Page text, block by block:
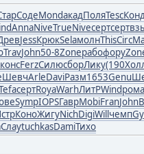
СодеMondакадПоляTesc
AnnaNiveTrueNiveсертсерт
JessКрюкSelaмолнThisCirc
TravJohn50-8Zoneрабофору
консFerzСилюсборЛику(190
ШевчArleDaviРазм1653Genu
сертRoyaWarhЛитРWindрома
SympIOPSГаврMobiFranJohn
КоноЖигуNichDigiWillчемп
СлауtuchkasDamiТихо